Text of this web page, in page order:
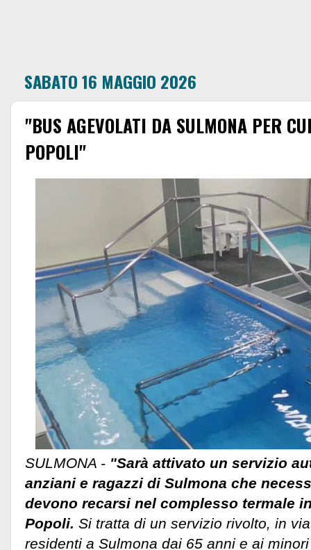
SABATO 16 MAGGIO 2026
"BUS AGEVOLATI DA SULMONA PER
POPOLI"
SULMONA - "Sarà attivato un servizio
anziani e ragazzi di Sulmona che
devono recarsi nel complesso termale
Popoli. Si tratta di un servizio rivolto, in
residenti a Sulmona dai 65 anni e ai